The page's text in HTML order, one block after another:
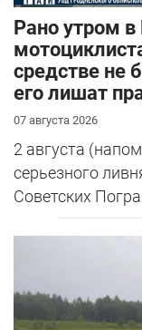
Рано утром
средстве не
его лишат
07 августа 2026
2 августа
серьезного
Советских